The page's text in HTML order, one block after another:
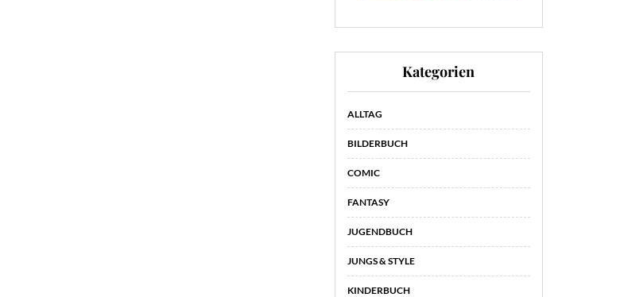
Kategorien
ALLTAG
BILDERBUCH
COMIC
FANTASY
JUGENDBUCH
JUNGS & STYLE
KINDERBUCH